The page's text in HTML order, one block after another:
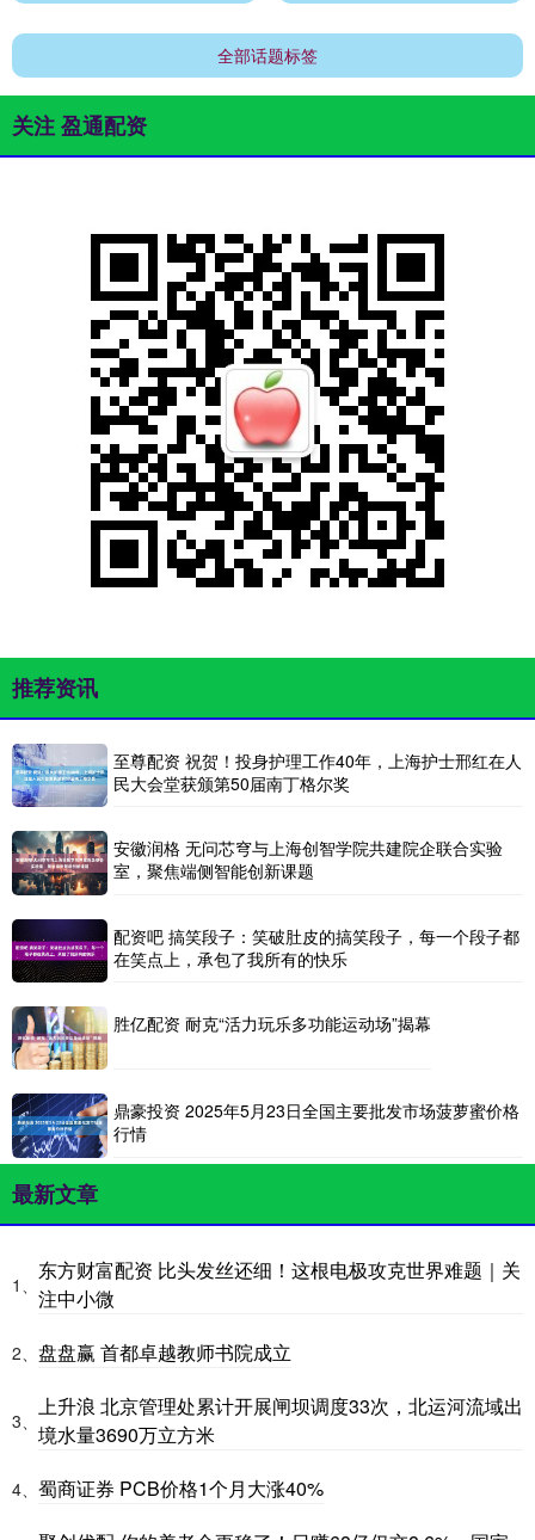
全部话题标签
关注 盈通配资
推荐资讯
至尊配资 祝贺！投身护理工作40年，上海护士邢红在人
民大会堂获颁第50届南丁格尔奖
安徽润格 无问芯穹与上海创智学院共建院企联合实验
室，聚焦端侧智能创新课题
配资吧 搞笑段子：笑破肚皮的搞笑段子，每一个段子都
在笑点上，承包了我所有的快乐
胜亿配资 耐克“活力玩乐多功能运动场”揭幕
鼎豪投资 2025年5月23日全国主要批发市场菠萝蜜价格
行情
最新文章
1、
东方财富配资 比头发丝还细！这根电极攻克世界难题｜关
注中小微
2、 盘盘赢 首都卓越教师书院成立
3、
上升浪 北京管理处累计开展闸坝调度33次，北运河流域出
境水量3690万立方米
4、 蜀商证券 PCB价格1个月大涨40%